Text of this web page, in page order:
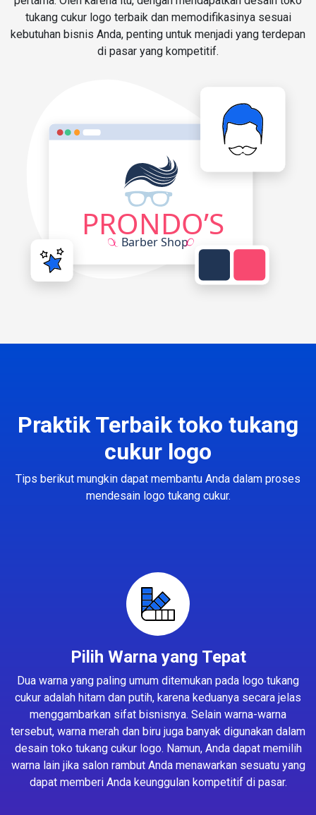
tukang cukur logo terbaik dan memodifikasinya sesuai
kebutuhan bisnis Anda, penting untuk menjadi yang terdepan
di pasar yang kompetitif.
Praktik Terbaik toko tukang
cukur logo
Tips berikut mungkin dapat membantu Anda dalam proses
mendesain logo tukang cukur.
Pilih Warna yang Tepat
Dua warna yang paling umum ditemukan pada logo tukang
cukur adalah hitam dan putih, karena keduanya secara jelas
menggambarkan sifat bisnisnya. Selain warna-warna
tersebut, warna merah dan biru juga banyak digunakan dalam
desain toko tukang cukur logo. Namun, Anda dapat memilih
warna lain jika salon rambut Anda menawarkan sesuatu yang
dapat memberi Anda keunggulan kompetitif di pasar.